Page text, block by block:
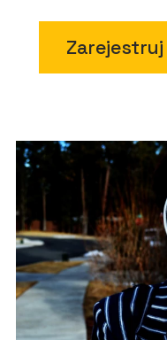
Zarejestruj